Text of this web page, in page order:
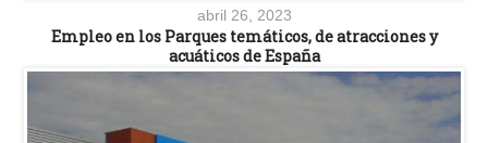
abril 26, 2023
Empleo en los Parques temáticos, de atracciones y
acuáticos de España